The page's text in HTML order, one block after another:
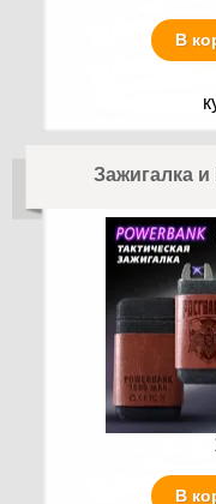
В
Зажигалка
В